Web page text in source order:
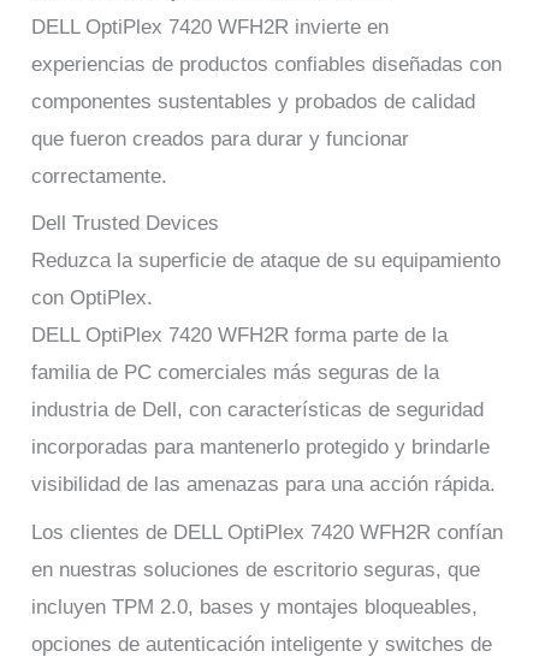
DELL OptiPlex 7420 WFH2R invierte en
experiencias de productos confiables diseñadas con
componentes sustentables y probados de calidad
que fueron creados para durar y funcionar
correctamente.
Dell Trusted Devices
Reduzca la superficie de ataque de su equipamiento
con OptiPlex.
DELL OptiPlex 7420 WFH2R forma parte de la
familia de PC comerciales más seguras de la
industria de Dell, con características de seguridad
incorporadas para mantenerlo protegido y brindarle
visibilidad de las amenazas para una acción rápida.
Los clientes de DELL OptiPlex 7420 WFH2R confían
en nuestras soluciones de escritorio seguras, que
incluyen TPM 2.0, bases y montajes bloqueables,
opciones de autenticación inteligente y switches de